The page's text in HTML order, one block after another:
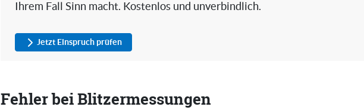
Ihrem Fall Sinn macht. Kostenlos und unverbindlich.
Jetzt Einspruch prüfen
Fehler bei Blitzermessungen